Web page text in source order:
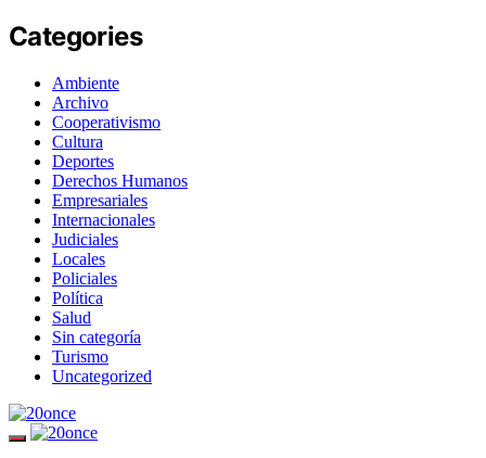
Categories
Ambiente
Archivo
Cooperativismo
Cultura
Deportes
Derechos Humanos
Empresariales
Internacionales
Judiciales
Locales
Policiales
Política
Salud
Sin categoría
Turismo
Uncategorized